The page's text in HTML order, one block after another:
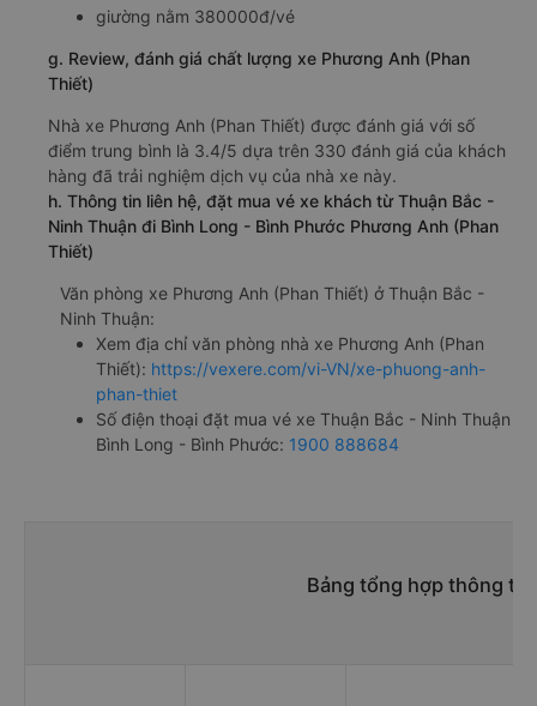
giường nằm 380000đ/vé
g. Review, đánh giá chất lượng xe Phương Anh (Phan
Thiết)
Nhà xe Phương Anh (Phan Thiết) được đánh giá với số
điểm trung bình là 3.4/5 dựa trên 330 đánh giá của khách
hàng đã trải nghiệm dịch vụ của nhà xe này.
h. Thông tin liên hệ, đặt mua vé xe khách từ Thuận Bắc -
Ninh Thuận đi Bình Long - Bình Phước Phương Anh (Phan
Thiết)
Văn phòng xe Phương Anh (Phan Thiết) ở Thuận Bắc -
Ninh Thuận:
Xem địa chỉ văn phòng nhà xe Phương Anh (Phan
Thiết): https://vexere.com/vi-VN/xe-phuong-anh-
phan-thiet
Số điện thoại đặt mua vé xe Thuận Bắc - Ninh Thuận
Bình Long - Bình Phước: 1900 888684
Bảng tổng hợp thông